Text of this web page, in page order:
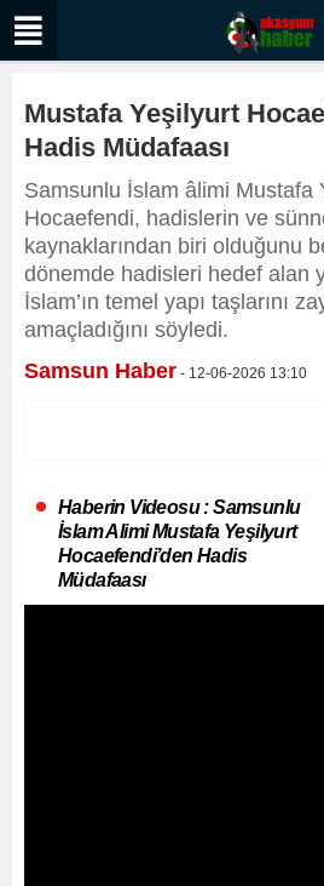
Mustafa Yeşilyurt
Hadis Müdafaası
Samsunlu İslam âlimi Mustafa
Hocaefendi, hadislerin ve
kaynaklarından biri olduğunu
dönemde hadisleri hedef alan
İslam’ın temel yapı taşlarını
amaçladığını söyledi.
Samsun Haber - 12-06-2026 13:10
Haberin Videosu : Samsunlu
İslam Alimi Mustafa Yeşilyurt
Hocaefendi’den Hadis
Müdafaası